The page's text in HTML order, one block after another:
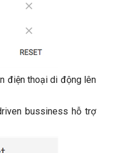
điện thoại di động lên
bussiness hỗ trợ